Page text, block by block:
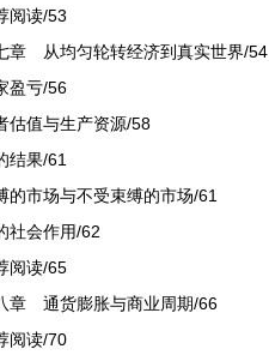
读/53
章 从均匀轮转经济到真实世界/54
盈亏/56
估值与生产资源/58
结果/61
市场与不受束缚的市场/61
社会作用/62
读/65
章 通货膨胀与商业周期/66
读/70